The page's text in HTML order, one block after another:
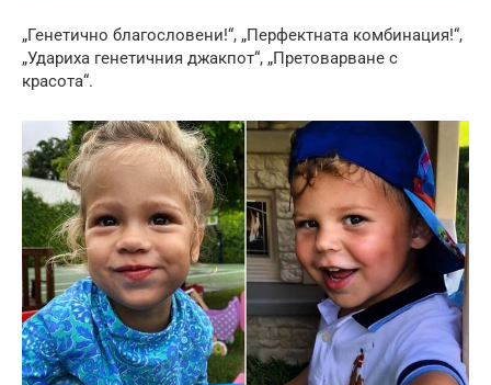
„Генетично благословени!“, „Перфектната комбинация!“,
„Удариха генетичния джакпот“, „Претоварване с
красота“.